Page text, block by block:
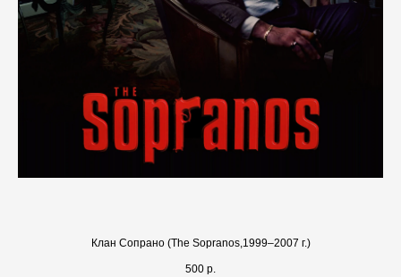
Клан Сопрано (The Sopranos,1999–2007 г.)
500 р.